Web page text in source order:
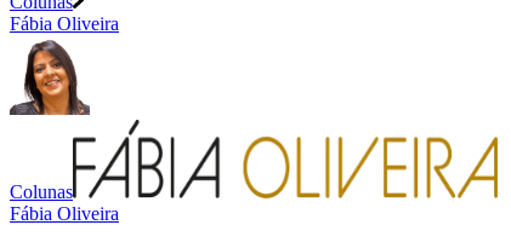
Fábia Oliveira
Colunas
Fábia Oliveira